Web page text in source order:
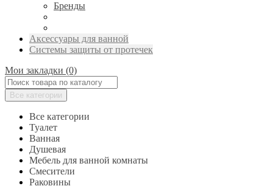
Бренды
Аксессуары для ванной
Системы защиты от протечек
Мои закладки (0)
Все категории
Все категории
Туалет
Ванная
Душевая
Мебель для ванной комнаты
Смесители
Раковины